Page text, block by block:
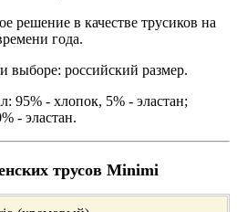
решение в качестве трусиков на
года.
выборе: российский размер.
95% - хлопок, 5% - эластан;
- эластан.
трусов Minimi